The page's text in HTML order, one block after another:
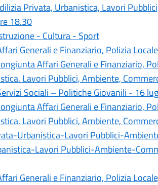
Privata, Urbanistica, Lavori
18.30
- Cultura - Sport
Generali e Finanziario, Polizia
Affari Generali e Finanziario,
Lavori Pubblici, Ambiente,
Sociali – Politiche Giovanili - 16
Affari Generali e Finanziario,
Lavori Pubblici, Ambiente,
Urbanistica-Lavori Pubblici-
Lavori Pubblici-Ambiente-
Generali e Finanziario, Polizia